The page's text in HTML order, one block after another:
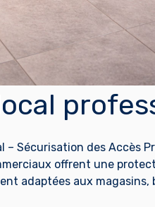
– Sécurisation des Accès
offrent une
adaptées aux